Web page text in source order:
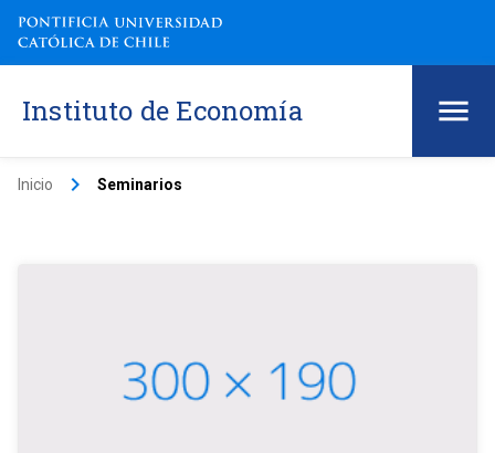
Instituto de Economía
Inicio keyboard_arrow_right Seminarios